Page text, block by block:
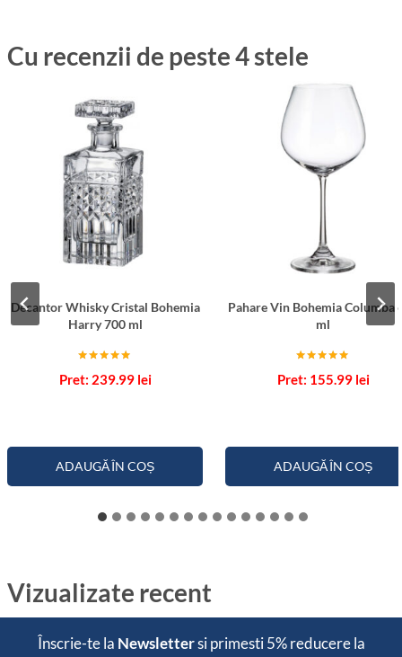
Cu recenzii de peste 4 stele
Decantor Whisky Cristal Bohemia
Harry 700 ml
5.00
239.99 lei
ADAUGĂ ÎN COȘ
Pahare Vin Bohemia Columba
ml
5.00
155.99 lei
ADAUGĂ ÎN COȘ
Vizualizate recent
Înscrie-te la Newslettersi primesti5% reducerela